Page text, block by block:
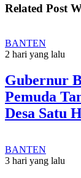
Related Post
BANTEN
2 hari yang lalu
Gubernur
Pemuda
Desa Satu
BANTEN
3 hari yang lalu